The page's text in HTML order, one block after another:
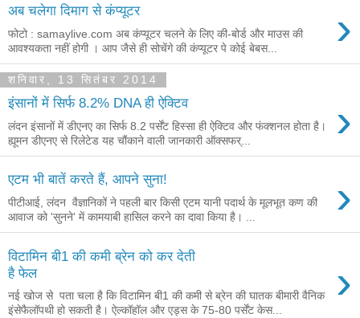
अब चलेगा दिमाग से कंप्यूटर ›
फोटो : samaylive.com अब कंप्यूटर चलने के लिए की-बोर्ड और माउस की
आवश्यकता नहीं होगी । आप जैसे ही सोचेंगे की कंप्यूटर पे कोई बेबस...
शनिवार, 13 सितंबर 2014
इंसानों में सिर्फ 8.2% DNA ही ऐक्टिव ›
लंदन इंसानों में डीएनए का सिर्फ 8.2 पर्सेंट हिस्सा ही ऐक्टिव और फंक्शनल होता है।
ह्यूमन डीएनए से रिलेटेड यह चौंकाने वाली जानकारी ऑक्सफर्...
एटम भी बातें करते हैं, आपने सुना! ›
पीटीआई, लंदन वैज्ञानिकों ने पहली बार किसी एटम यानी पदार्थ के मूलभूत कण की
आवाज को 'सुनने' में कामयाबी हासिल करने का दावा किया है। ...
विटामिन बी1 की कमी ब्रेन को कर देती
है फेल
›
नई खोज से पता चला है कि विटामिन बी1 की कमी से ब्रेन की घातक बीमारी वैनिक
इंसेफैलॉपथी हो सकती है। ऐल्कॉहॉल और एड्स के 75-80 पर्सेंट केस...